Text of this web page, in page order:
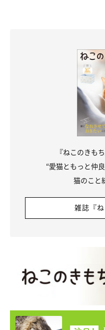
優しい性格で、人が大好き
が来たときなども、物怖じ
ンドリーなのだそうです。
『ねこのきも
“愛猫ともっと仲
猫のこと
雑誌『ね